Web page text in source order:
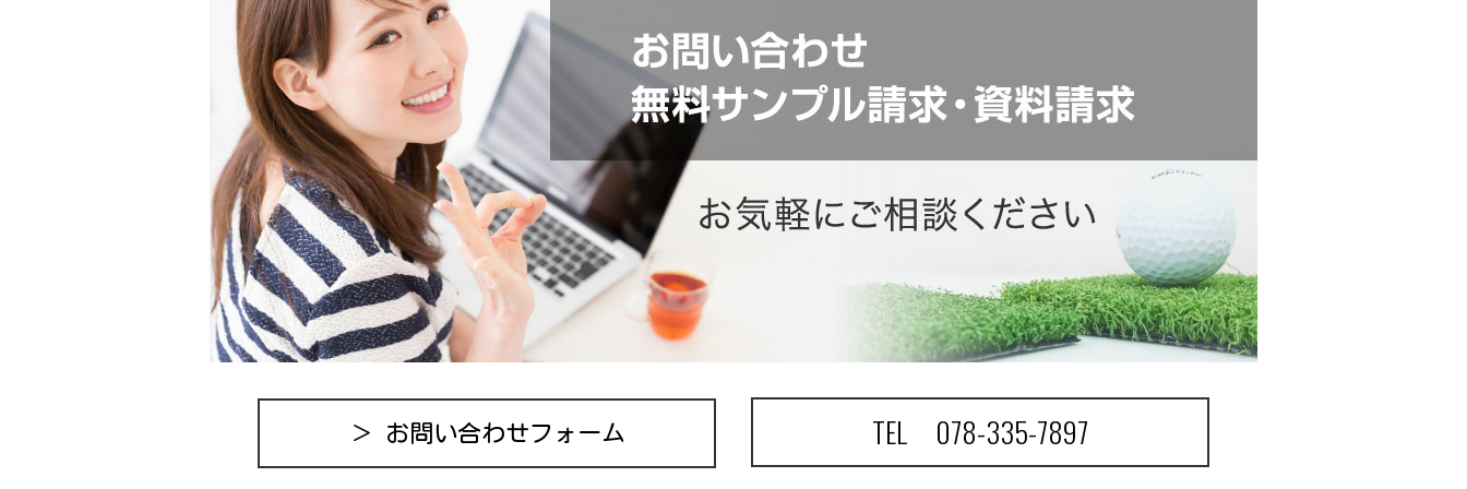
＞ お問い合わせフォーム TEL 078-335-7897